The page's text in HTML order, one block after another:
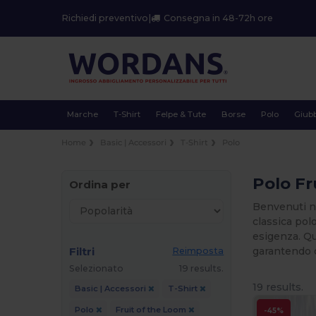
Richiedi preventivo Consegna in 48-72h ore
Marche T-Shirt Felpe & Tute Borse Polo
Ordina per
Filtri
Reimposta
Selezionato
19 results.
Basic | Accessori T-Shirt
Polo Fruit of the Loom
Polo
Benvenuti
classica
esigenza.
garantendo
19 results.
-45%